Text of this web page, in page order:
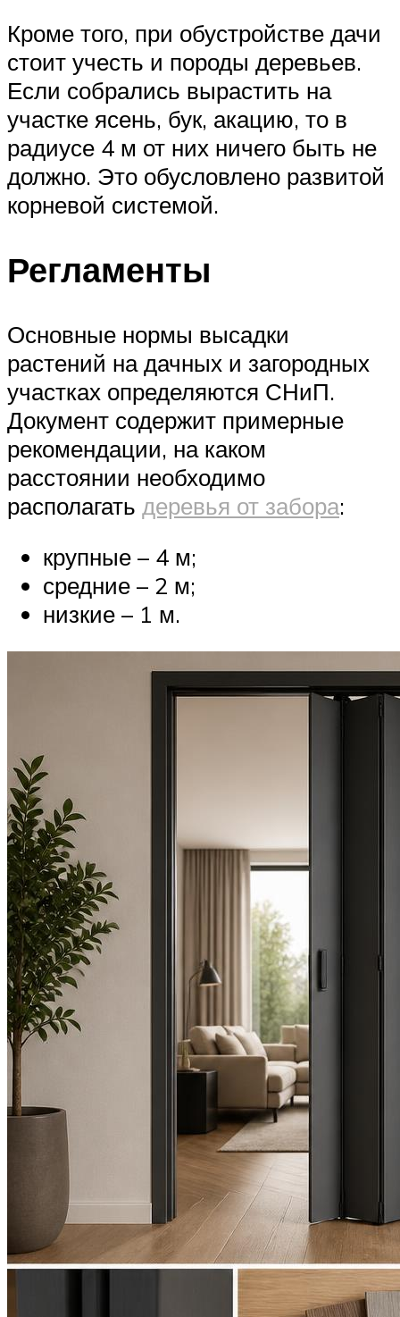
Кроме того, при обустройстве дачи
стоит учесть и породы деревьев.
Если собрались вырастить на
участке ясень, бук, акацию, то в
радиусе 4 м от них ничего быть не
должно. Это обусловлено развитой
корневой системой.
Регламенты
Основные нормы высадки
растений на дачных и загородных
участках определяются СНиП.
Документ содержит примерные
рекомендации, на каком
расстоянии необходимо
располагать деревья от забора:
крупные – 4 м;
средние – 2 м;
низкие – 1 м.